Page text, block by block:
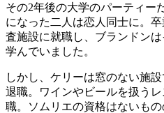
その2年後の大学のパーティー
になった二人は恋人同士に。
査施設に就職し、ブランドン
学んでいました。
しかし、ケリーは窓のない施
退職。ワインやビールを扱う
職。ソムリエの資格はないも